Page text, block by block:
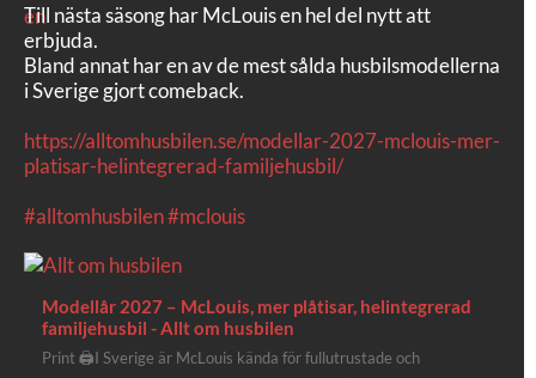
Till nästa säsong har McLouis en hel del nytt att
erbjuda.
Bland annat har en av de mest sålda husbilsmodellerna
i Sverige gjort comeback.
https://alltomhusbilen.se/modellar-2027-mclouis-mer-
platisar-helintegrerad-familjehusbil/
#alltomhusbilen#mclouis
Modellår 2027 – McLouis, mer plåtisar, helintegrerad
familjehusbil - Allt om husbilen
Print 🖨I Sverige är McLouis kända för fullutrustade och